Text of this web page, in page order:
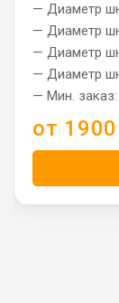
— Диаметр
— Диаметр
— Диаметр
— Диаметр
— Мин. заказ:
от